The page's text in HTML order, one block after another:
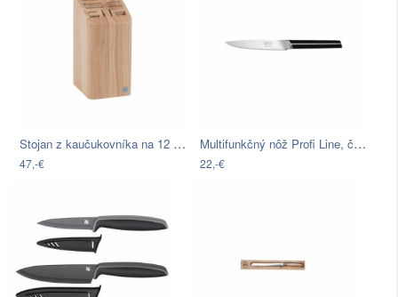
Stojan z kaučukovníka na 12 nožov,…
47,-€
Multifunkčný nôž Profi Line, čepeľ: 12…
22,-€